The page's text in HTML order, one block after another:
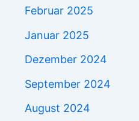
Februar 2025
Januar 2025
Dezember 2024
September 2024
August 2024